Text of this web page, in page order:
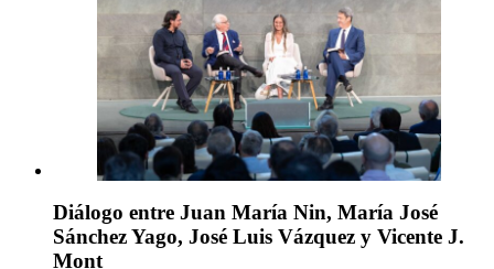
Diálogo entre Juan María Nin, María José
Sánchez Yago, José Luis Vázquez y Vicente J.
Mont